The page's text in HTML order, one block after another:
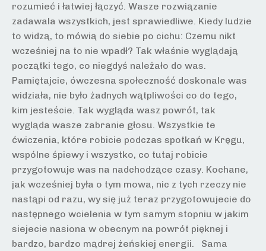
rozumieć i łatwiej łączyć. Wasze rozwiązanie
zadawala wszystkich, jest sprawiedliwe. Kiedy ludzie
to widzą, to mówią do siebie po cichu: Czemu nikt
wcześniej na to nie wpadł? Tak właśnie wyglądają
początki tego, co niegdyś należało do was.
Pamiętajcie, ówczesna społeczność doskonale was
widziała, nie było żadnych wątpliwości co do tego,
kim jesteście. Tak wygląda wasz powrót, tak
wygląda wasze zabranie głosu. Wszystkie te
ćwiczenia, które robicie podczas spotkań w Kręgu,
wspólne śpiewy i wszystko, co tutaj robicie
przygotowuje was na nadchodzące czasy. Kochane,
jak wcześniej była o tym mowa, nic z tych rzeczy nie
nastąpi od razu, wy się już teraz przygotowujecie do
następnego wcielenia w tym samym stopniu w jakim
siejecie nasiona w obecnym na powrót pięknej i
bardzo, bardzo mądrej żeńskiej energii. Sama